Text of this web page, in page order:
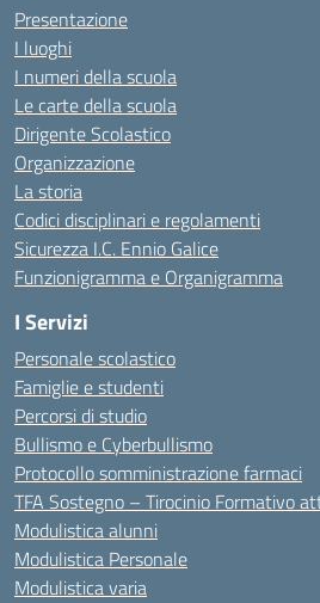
Presentazione
I luoghi
I numeri della scuola
Le carte della scuola
Dirigente Scolastico
Organizzazione
La storia
Codici disciplinari e regolamenti
Sicurezza I.C. Ennio Galice
Funzionigramma e Organigramma
I Servizi
Personale scolastico
Famiglie e studenti
Percorsi di studio
Bullismo e Cyberbullismo
Protocollo somministrazione farmaci
TFA Sostegno – Tirocinio Formativo
Modulistica alunni
Modulistica Personale
Modulistica varia